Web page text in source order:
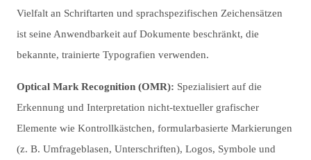
Vielfalt an Schriftarten und sprachspezifischen Zeichensätzen
ist seine Anwendbarkeit auf Dokumente beschränkt, die
bekannte, trainierte Typografien verwenden.
Optical Mark Recognition (OMR): Spezialisiert auf die
Erkennung und Interpretation nicht-textueller grafischer
Elemente wie Kontrollkästchen, formularbasierte Markierungen
(z. B. Umfrageblasen, Unterschriften), Logos, Symbole und